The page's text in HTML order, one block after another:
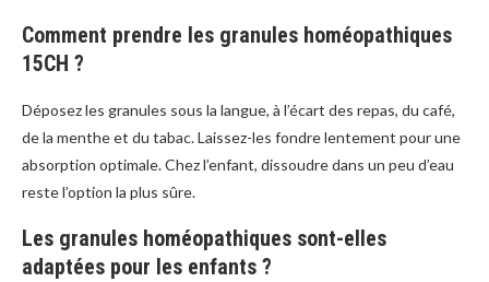
Comment prendre les granules homéopathiques
15CH ?
Déposez les granules sous la langue, à l’écart des repas, du café,
de la menthe et du tabac. Laissez-les fondre lentement pour une
absorption optimale. Chez l’enfant, dissoudre dans un peu d’eau
reste l’option la plus sûre.
Les granules homéopathiques sont-elles
adaptées pour les enfants ?